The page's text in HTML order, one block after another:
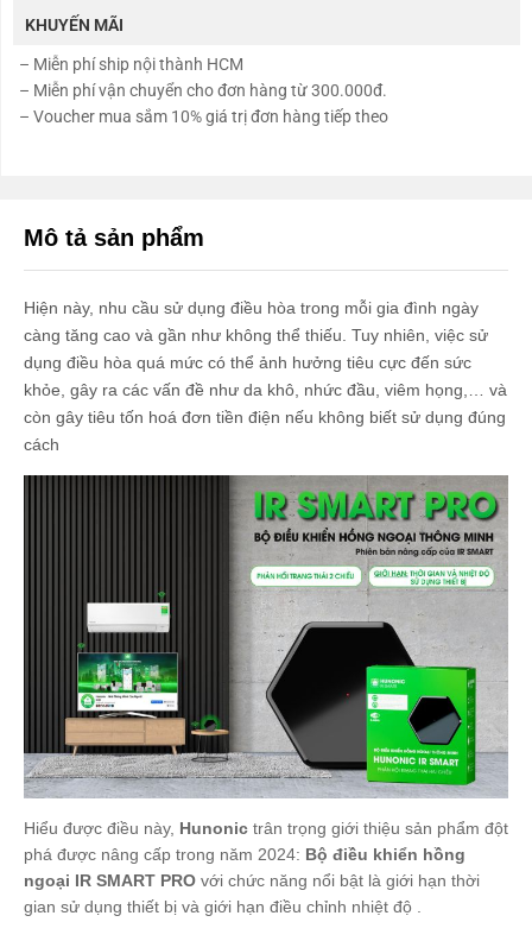
KHUYẾN MÃI
– Miễn phí ship nội thành HCM
– Miễn phí vận chuyển cho đơn hàng từ 300.000đ.
– Voucher mua sắm 10% giá trị đơn hàng tiếp theo
Mô tả sản phẩm
Hiện này, nhu cầu sử dụng điều hòa trong mỗi gia đình ngày
càng tăng cao và gần như không thể thiếu. Tuy nhiên, việc sử
dụng điều hòa quá mức có thể ảnh hưởng tiêu cực đến sức
khỏe, gây ra các vấn đề như da khô, nhức đầu, viêm họng,… và
còn gây tiêu tốn hoá đơn tiền điện nếu không biết sử dụng đúng
cách
Hiểu được điều này, Hunonic trân trọng giới thiệu sản phẩm đột
phá được nâng cấp trong năm 2024: Bộ điều khiển hồng
ngoại IR SMART PRO với chức năng nổi bật là giới hạn thời
gian sử dụng thiết bị và giới hạn điều chỉnh nhiệt độ .